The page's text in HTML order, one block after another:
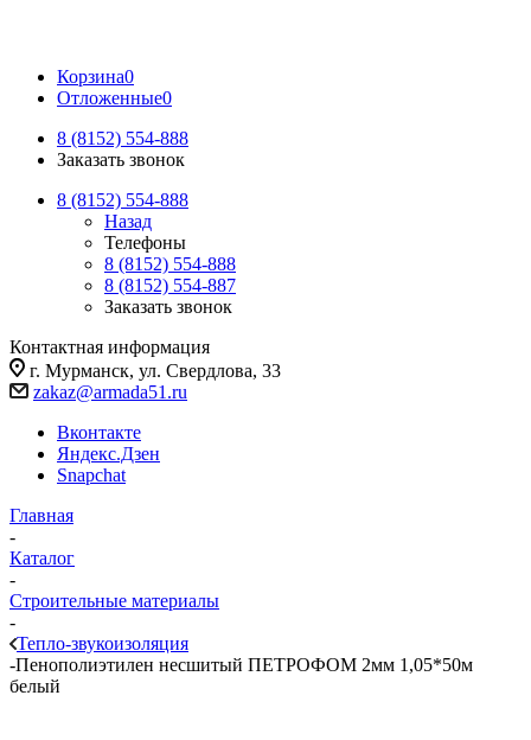
Корзина0
Отложенные0
8 (8152) 554-888
Заказать звонок
8 (8152) 554-888
Назад
Телефоны
8 (8152) 554-888
8 (8152) 554-887
Заказать звонок
Контактная информация
г. Мурманск, ул. Свердлова, 33
zakaz@armada51.ru
Вконтакте
Яндекс.Дзен
Snapchat
Главная
-
Каталог
-
Строительные материалы
-
Тепло-звукоизоляция
-Пенополиэтилен несшитый ПЕТРОФОМ 2мм 1,05*50м
белый